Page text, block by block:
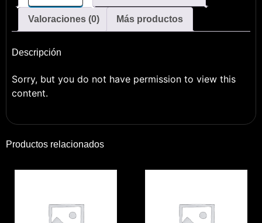
Valoraciones (0) Más productos
Descripción
Sorry, but you do not have permission to view this
content.
Productos relacionados